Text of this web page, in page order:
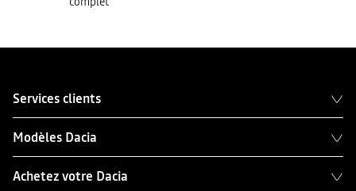
Services clients
Modèles Dacia
Achetez votre Dacia